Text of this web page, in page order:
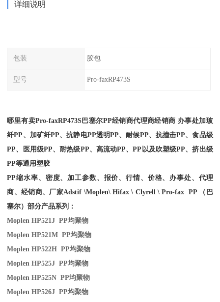
详细说明
包装 胶包
型号 Pro-faxRP473S
哪里有卖Pro-faxRP473S巴塞尔PP经销商代理商经销商 办事处加玻
纤PP、加矿纤PP、抗静电PP透明PP、耐候PP、抗撞击PP、食品级
PP、医用级PP、耐热级PP、高流动PP、PP以及吹塑级PP、挤出级
PP等通用塑胶
PP缩水率、密度、加工参数、报价、行情、价格、办事处、代理
商、经销商、厂家Adstif \Moplen\ Hifax \ Clyrell \ Pro-fax PP （巴
塞尔）部分产品系列：
Moplen HP521J PP均聚物
Moplen HP521M PP均聚物
Moplen HP522H PP均聚物
Moplen HP525J PP均聚物
Moplen HP525N PP均聚物
Moplen HP526J PP均聚物